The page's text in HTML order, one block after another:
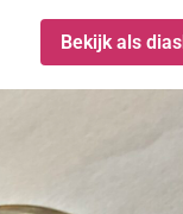
Bekijk als